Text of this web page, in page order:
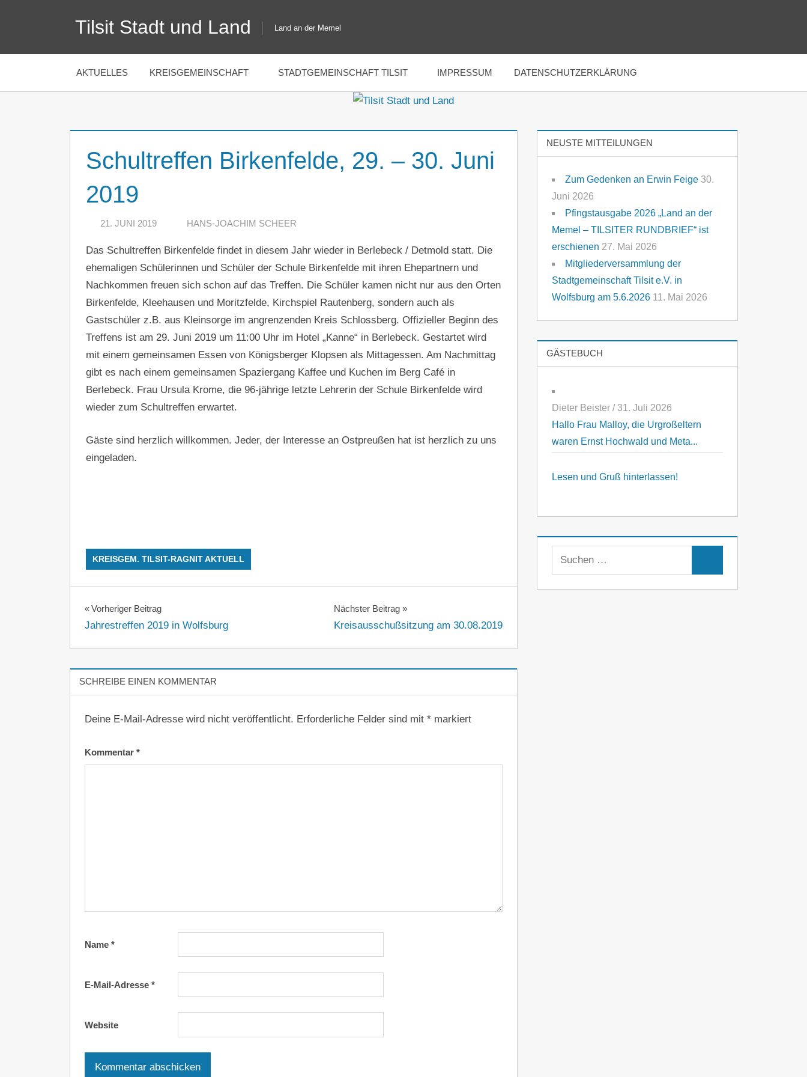
Tilsit Stadt und Land Land an der Memel
AKTUELLES KREISGEMEINSCHAFT STADTGEMEINSCHAFT TILSIT IMPRESSUM DATENSCHUTZERKLÄRUNG
Schultreffen Birkenfelde, 29. – 30. Juni
2019
21. JUNI 2019 HANS-JOACHIM SCHEER
Das Schultreffen Birkenfelde findet in diesem Jahr wieder in Berlebeck / Detmold statt. Die
ehemaligen Schülerinnen und Schüler der Schule Birkenfelde mit ihren Ehepartnern und
Nachkommen freuen sich schon auf das Treffen. Die Schüler kamen nicht nur aus den Orten
Birkenfelde, Kleehausen und Moritzfelde, Kirchspiel Rautenberg, sondern auch als
Gastschüler z.B. aus Kleinsorge im angrenzenden Kreis Schlossberg. Offizieller Beginn des
Treffens ist am 29. Juni 2019 um 11:00 Uhr im Hotel „Kanne“ in Berlebeck. Gestartet wird
mit einem gemeinsamen Essen von Königsberger Klopsen als Mittagessen. Am Nachmittag
gibt es nach einem gemeinsamen Spaziergang Kaffee und Kuchen im Berg Café in
Berlebeck. Frau Ursula Krome, die 96-jährige letzte Lehrerin der Schule Birkenfelde wird
wieder zum Schultreffen erwartet.
Gäste sind herzlich willkommen. Jeder, der Interesse an Ostpreußen hat ist herzlich zu uns
eingeladen.
KREISGEM. TILSIT-RAGNIT AKTUELL
Beitragsnavigation
Vorheriger Beitrag
Jahrestreffen 2019 in Wolfsburg
Nächster Beitrag
Kreisausschußsitzung am 30.08.2019
SCHREIBE EINEN KOMMENTAR
Deine E-Mail-Adresse wird nicht veröffentlicht. Erforderliche Felder sind mit * markiert
Kommentar *
Name *
E-Mail-Adresse *
Website
NEUSTE MITTEILUNGEN
Zum Gedenken an Erwin Feige 30.
Juni 2026
Pfingstausgabe 2026 „Land an der
Memel – TILSITER RUNDBRIEF“ ist
erschienen 27. Mai 2026
Mitgliederversammlung der
Stadtgemeinschaft Tilsit e.V. in
Wolfsburg am 5.6.2026 11. Mai 2026
GÄSTEBUCH
Dieter Beister /31. Juli 2026
Hallo Frau Malloy, die Urgroßeltern
waren Ernst Hochwald und Meta...
Lesen und Gruß hinterlassen!